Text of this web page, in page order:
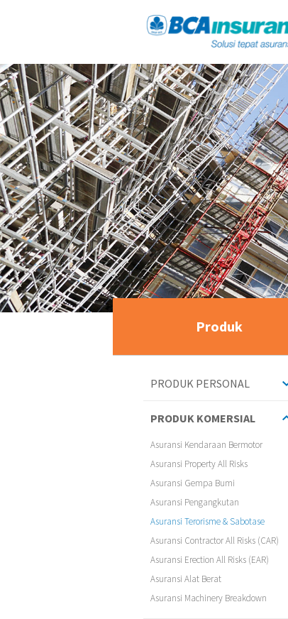
Produk
PRODUK PERSONAL
PRODUK KOMERSIAL
Asuransi Kendaraan Bermotor
Asuransi Property All Risks
Asuransi Gempa Bumi
Asuransi Pengangkutan
Asuransi Terorisme & Sabotase
Asuransi Contractor All Risks (CAR)
Asuransi Erection All Risks (EAR)
Asuransi Alat Berat
Asuransi Machinery Breakdown